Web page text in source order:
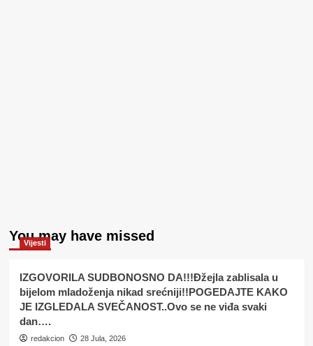
You may have missed
Vijesti
IZGOVORILA SUDBONOSNO DA!!!Đžejla zablisala u
bijelom mladoženja nikad srećniji!!POGEDAJTE KAKO
JE IZGLEDALA SVEČANOST..Ovo se ne viđa svaki
dan….
redakcion 28 Jula, 2026